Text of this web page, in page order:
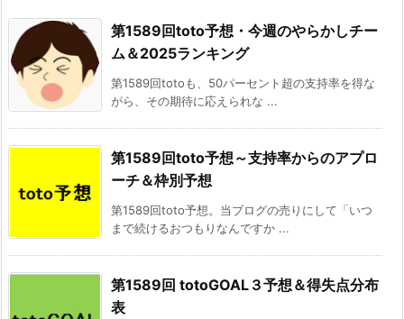
第1589回toto予想・今週のやらかしチー
ム＆2025ランキング
第1589回totoも、50パーセント超の支持率を得な
がら、その期待に応えられな ...
第1589回toto予想～支持率からのアプロ
ーチ＆枠別予想
第1589回toto予想。当ブログの売りにして「いつ
まで続けるおつもりなんですか ...
第1589回 totoGOAL３予想＆得失点分布
表